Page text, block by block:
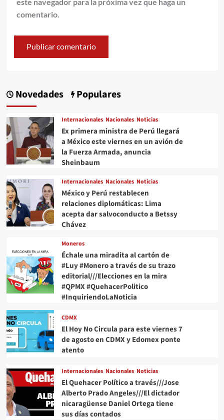
comentario.
Novedades Populares
Internacionales Nacionales Noticias
Ex primera ministra de Perú llegará
a México este viernes en un avión de
la Fuerza Armada, anuncia
Sheinbaum
Internacionales Nacionales Noticias
México y Perú restablecen
relaciones diplomáticas: Lima
acepta dar salvoconducto a Betssy
Chávez
Moneros
Échale una miradita al cartón de
#Luy #Monero a través de su trazo
editorial///Elecciones en la mira
#QPMX #QuehacerPolitico
#InquiriendoLaNoticia
CDMX
El Hoy No Circula para este viernes 7
de agosto en CDMX y Edomex ponte
atento
Internacionales Nacionales Noticias
El Quehacer Político a través///Jose
Alberto Prado Angeles///El dictador
nicaragüense Daniel Ortega tiene
sus días contados